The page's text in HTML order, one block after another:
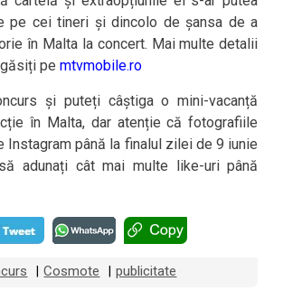
pe cei tineri și dincolo de șansa de a
în Malta la concert. Mai multe detalii
găsiți pemtvmobile.ro
și puteți câștiga o mini-vacanță
în Malta, dar atenție că fotografiile
Instagram până la finalul zilei de 9 iunie
adunați cât mai multe like-uri până
Cosmote publicitate